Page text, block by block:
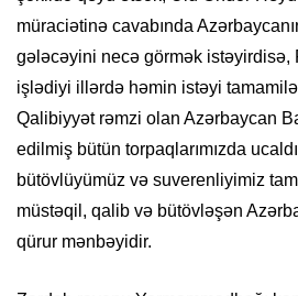
müraciətinə cavabında
gələcəyini necə görmək
işlədiyi illərdə həmin istəyi
Qalibiyyət rəmzi olan Azərbaycan
edilmiş bütün torpaqlarımızda
bütövlüyümüz və suverenliyimiz
müstəqil, qalib və bütövləşən
qürur mənbəyidir.